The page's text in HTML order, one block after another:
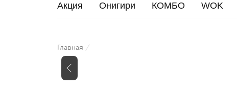
Акция Онигири КОМБО WOK
Главная
Бонито
Изображения